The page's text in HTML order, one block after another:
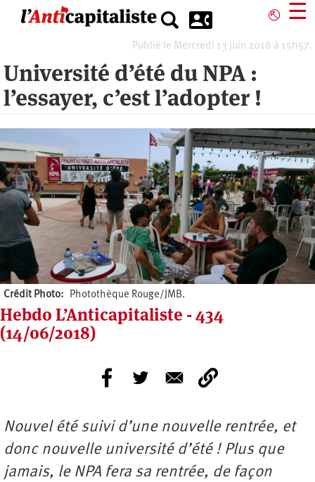
⎋ ☰
Publié le Mercredi 13 juin 2018 à 15h57.
Université d’été du NPA :
l’essayer, c’est l’adopter !
Crédit Photo Photothèque Rouge/JMB.
Hebdo L’Anticapitaliste - 434
(14/06/2018)
Nouvel été suivi d’une nouvelle rentrée, et
donc nouvelle université d’été ! Plus que
jamais, le NPA fera sa rentrée, de façon